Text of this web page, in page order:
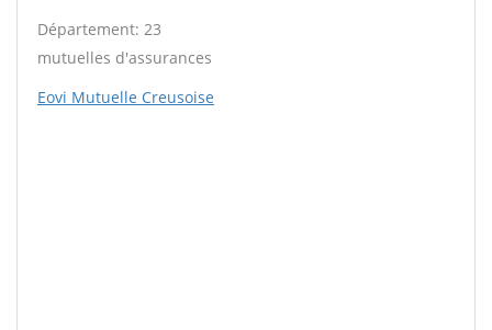
Département: 23
mutuelles d'assurances
Eovi Mutuelle Creusoise